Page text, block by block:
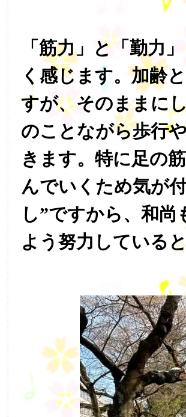
「筋力」と「勤力
く感じます。加齢
すが、そのままに
のことながら歩行
きます。特に足の
んでいくため気が
し”ですから、和
よう努力している